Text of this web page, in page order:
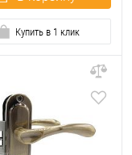
Купить в 1 клик